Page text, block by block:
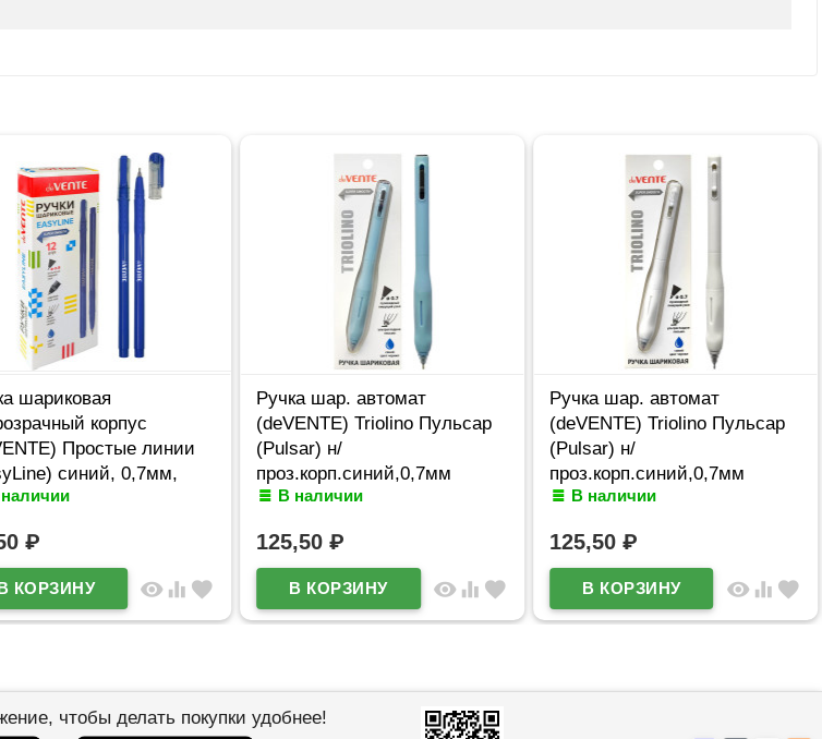
шариковая
корпус
Простые линии
синий, 0,7мм,
синий корпус
₽
visibility equalizer favorite
Ручка шар. автомат
(deVENTE) Triolino Пульсар
(Pulsar) н/
проз.корп.синий,0,7мм
арт.5070610 (Ст12)
В наличии
125,50₽
visibility equalizer favorite
Ручка шар. автомат
(deVENTE) Triolino Пульсар
(Pulsar) н/
проз.корп.синий,0,7мм
арт.5070609 (Ст12)
В наличии
125,50₽
visibility equalizer favorite
чтобы делать покупки удобнее!